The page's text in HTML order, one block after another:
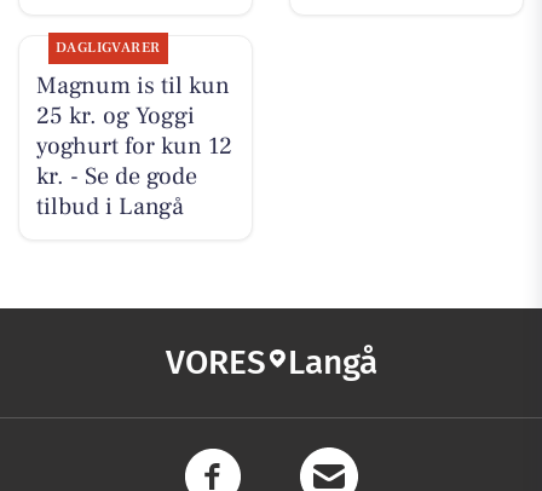
DAGLIGVARER
Magnum is til kun
25 kr. og Yoggi
yoghurt for kun 12
kr. - Se de gode
tilbud i Langå
VORES Langå